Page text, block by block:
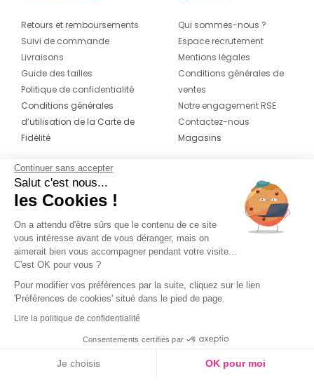
Retours et remboursements
Suivi de commande
Livraisons
Guide des tailles
Politique de confidentialité
Conditions générales
d’utilisation de la Carte de
Fidélité
Qui sommes-nous ?
Espace recrutement
Mentions légales
Conditions générales de
ventes
Notre engagement RSE
Contactez-nous
Magasins
CONTACT
04 42 20 78 42
Du lundi au jeudi de 8h30 à 16h30 & le
vendredi de 8h30 à 15h30
Continuer sans accepter
Salut c'est nous...
les Cookies !
On a attendu d'être sûrs que le contenu de ce site
vous intéresse avant de vous déranger, mais on
aimerait bien vous accompagner pendant votre visite...
C'est OK pour vous ?
Pour modifier vos préférences par la suite, cliquez sur le lien
'Préférences de cookies' situé dans le pied de page.
Lire la politique de confidentialité
Consentements certifiés par
Je choisis OK pour moi